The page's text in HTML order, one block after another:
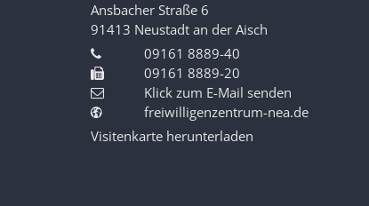
Ansbacher Straße 6
91413 Neustadt an der Aisch
09161 8889-40
09161 8889-20
Klick zum E-Mail senden
freiwilligenzentrum-nea.de
Visitenkarte herunterladen